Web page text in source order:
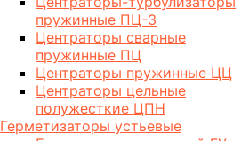
пружинные ПЦ-3
Центраторы сварные
пружинные ПЦ
Центраторы пружинные ЦЦ
Центраторы цельные
полужесткие ЦПН
Герметизаторы устьевые